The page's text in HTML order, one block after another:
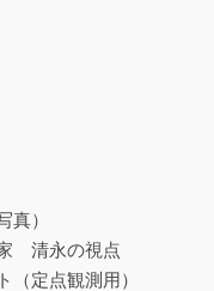
真）
清永の視点
（定点観測用）